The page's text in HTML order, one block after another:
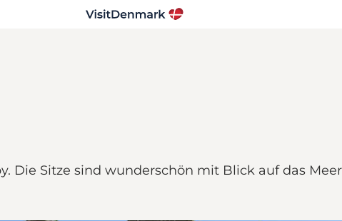
Die Sitze sind wunderschön mit Blick auf das